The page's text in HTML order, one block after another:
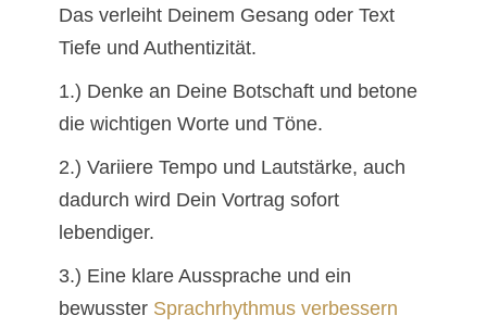
Das verleiht Deinem Gesang oder Text
Tiefe und Authentizität.
1.) Denke an Deine Botschaft und betone
die wichtigen Worte und Töne.
2.) Variiere Tempo und Lautstärke, auch
dadurch wird Dein Vortrag sofort
lebendiger.
3.) Eine klare Aussprache und ein
bewusster Sprachrhythmus verbessern